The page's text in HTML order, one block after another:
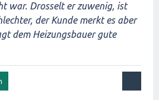
war. Drosselt er zuwenig, ist
der Kunde merkt es aber
dem Heizungsbauer gute